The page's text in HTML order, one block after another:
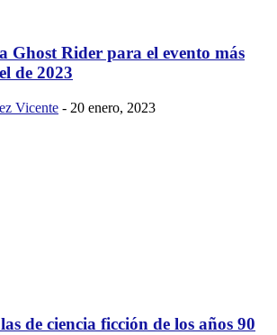
Ghost Rider para el evento más
de 2023
Vicente - 20 enero, 2023
de ciencia ficción de los años 90